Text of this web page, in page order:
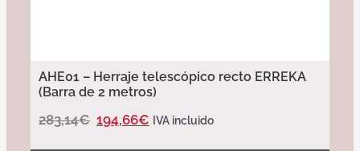
AHE01 – Herraje telescópico recto ERREKA
(Barra de 2 metros)
283,14€ 194,66€ IVA incluido